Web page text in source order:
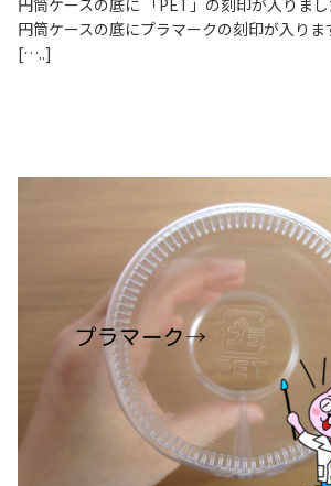
円筒ケースの底に 「PET」の刻印が入りま
円筒ケースの底にプラマークの刻印が入りま
[…..]